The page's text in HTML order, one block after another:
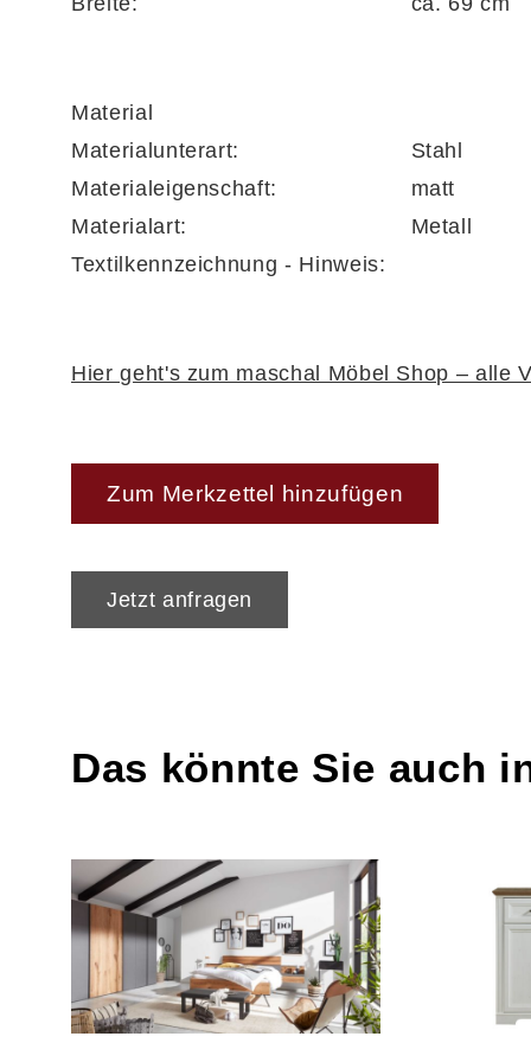
verschiedene Ausführungen bestellbar
Material
Materialunterart:
Stahl
Materialeigenschaft:
matt
Materialart:
Metall
Textilkennzeichnung - Hinweis:
Hier geht's zum maschal Möbel Shop – alle
Zum Merkzettel hinzufügen
Jetzt anfragen
Das könnte Sie auch